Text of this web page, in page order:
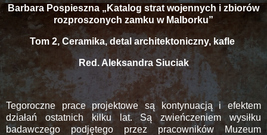
Barbara Pospieszna „Katalog strat wojennych i zbiorów
rozproszonych zamku w Malborku”
Tom 2, Ceramika, detal architektoniczny, kafle
Red. Aleksandra Siuciak
Tegoroczne prace projektowe są kontynuacją i efektem
działań ostatnich kilku lat. Są zwieńczeniem wysiłku
badawczego podjętego przez pracowników Muzeum